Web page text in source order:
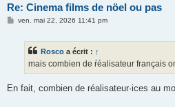
Re: Cinema films de nöel ou pas
Mven. mai 22, 2026 11:41 pm
Rosco a écrit : ↑
mais combien de ŕéalisateur français
En fait, combien de réalisateur·ices au